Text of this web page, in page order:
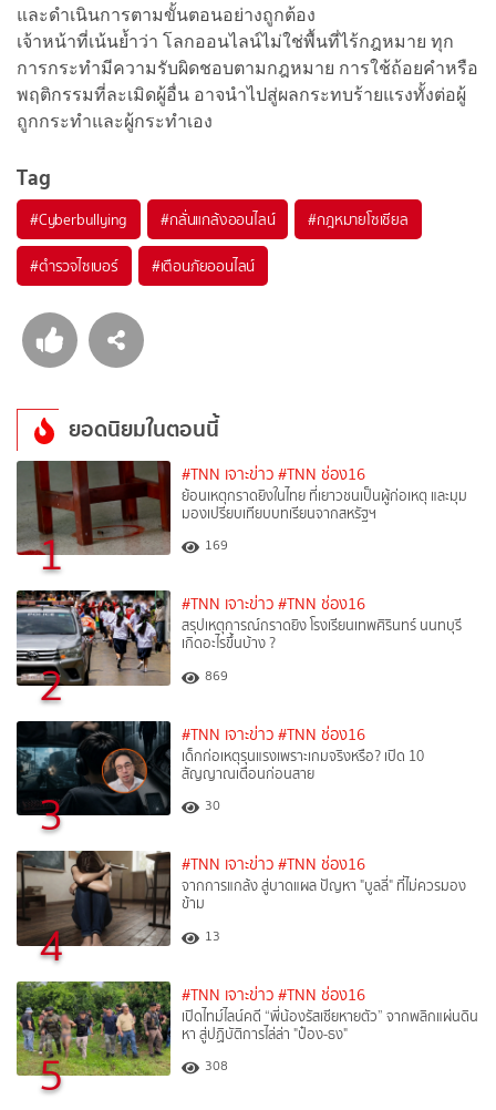
และดำเนินการตามขั้นตอนอย่างถูกต้อง
เจ้าหน้าที่เน้นย้ำว่า โลกออนไลน์ไม่ใช่พื้นที่ไร้กฎหมาย ทุก
การกระทำมีความรับผิดชอบตามกฎหมาย การใช้ถ้อยคำหรือ
พฤติกรรมที่ละเมิดผู้อื่น อาจนำไปสู่ผลกระทบร้ายแรงทั้งต่อผู้
ถูกกระทำและผู้กระทำเอง
Tag
#Cyberbullying #กลั่นแกล้งออนไลน์ #กฎหมายโซเชียล
#ตำรวจไซเบอร์ #เตือนภัยออนไลน์
ยอดนิยมในตอนนี้
1
#TNN เจาะข่าว #TNN ช่อง16
ย้อนเหตุกราดยิงในไทย ที่เยาวชนเป็นผู้ก่อเหตุ และมุม
มองเปรียบเทียบบทเรียนจากสหรัฐฯ
169
2
#TNN เจาะข่าว #TNN ช่อง16
สรุปเหตุการณ์กราดยิง โรงเรียนเทพศิรินทร์ นนทบุรี
เกิดอะไรขึ้นบ้าง ?
869
3
#TNN เจาะข่าว #TNN ช่อง16
เด็กก่อเหตุรุนแรงเพราะเกมจริงหรือ? เปิด 10
สัญญาณเตือนก่อนสาย
30
4
#TNN เจาะข่าว #TNN ช่อง16
จากการแกล้ง สู่บาดแผล ปัญหา "บูลลี่" ที่ไม่ควรมอง
ข้าม
13
5
#TNN เจาะข่าว #TNN ช่อง16
เปิดไทม์ไลน์คดี “พี่น้องรัสเซียหายตัว” จากพลิกแผ่นดิน
หา สู่ปฏิบัติการไล่ล่า "ป๋อง-ธง"
308